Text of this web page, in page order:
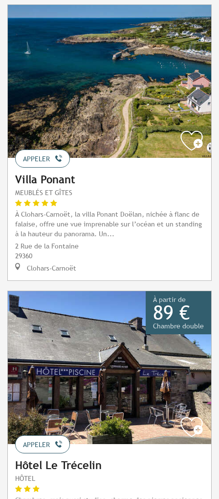
APPELER
Villa Ponant
MEUBLÉS ET GÎTES
À Clohars-Carnoët, la villa Ponant Doëlan, nichée à flanc de
falaise, offre une vue imprenable sur l’océan et un standing
à la hauteur du panorama. Un...
2 Rue de la Fontaine
29360
Clohars-Carnoët
À partir de
89 €
Chambre double
APPELER
Hôtel Le Trécelin
HÔTEL